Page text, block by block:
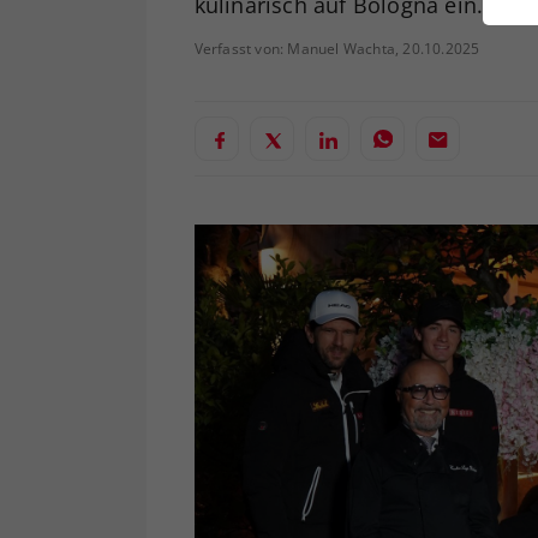
Verfasst von: Manuel Wachta, 20.10.2025